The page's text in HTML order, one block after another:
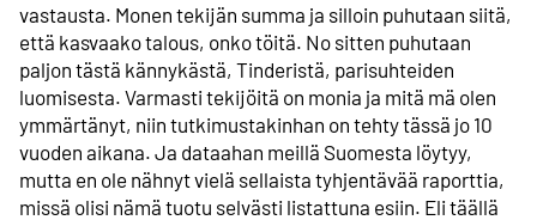
vastausta. Monen tekijän summa ja silloin puhutaan siitä,
että kasvaako talous, onko töitä. No sitten puhutaan
paljon tästä kännykästä, Tinderistä, parisuhteiden
luomisesta. Varmasti tekijöitä on monia ja mitä mä olen
ymmärtänyt, niin tutkimustakinhan on tehty tässä jo 10
vuoden aikana. Ja dataahan meillä Suomesta löytyy,
mutta en ole nähnyt vielä sellaista tyhjentävää raporttia,
missä olisi nämä tuotu selvästi listattuna esiin. Eli täällä